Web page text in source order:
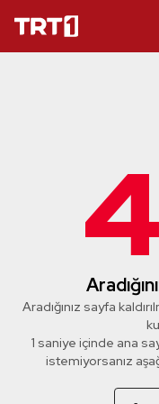
Aradığınız sayfa
1 saniye içinde ana
istemiyorsanız